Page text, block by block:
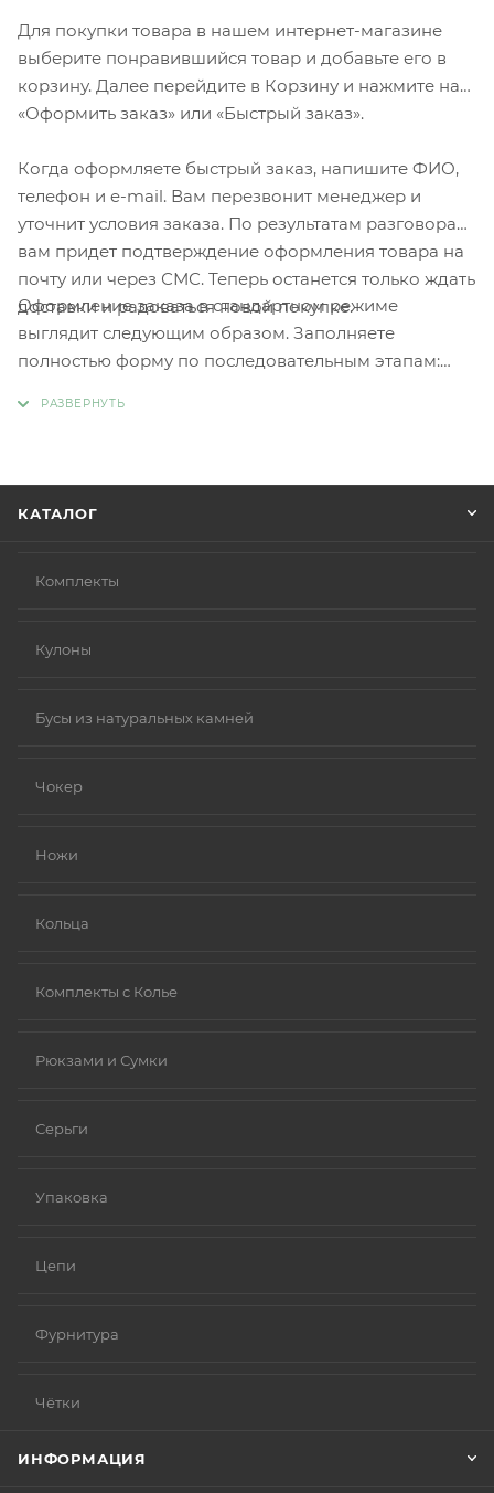
Для покупки товара в нашем интернет-магазине
выберите понравившийся товар и добавьте его в
корзину. Далее перейдите в Корзину и нажмите на
«Оформить заказ» или «Быстрый заказ».
Когда оформляете быстрый заказ, напишите ФИО,
телефон и e-mail. Вам перезвонит менеджер и
уточнит условия заказа. По результатам разговора
вам придет подтверждение оформления товара на
почту или через СМС. Теперь останется только ждать
доставки и радоваться новой покупке.
Оформление заказа в стандартном режиме
выглядит следующим образом. Заполняете
полностью форму по последовательным этапам:
КАТАЛОГ
Комплекты
Кулоны
Бусы из натуральных камней
Чокер
Ножи
Кольца
Комплекты с Колье
Рюкзами и Сумки
Серьги
Упаковка
Цепи
Фурнитура
Чётки
ИНФОРМАЦИЯ